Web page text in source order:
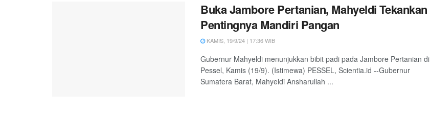
Buka Jambore Pertanian, Mahyeldi Tekankan
Pentingnya Mandiri Pangan
KAMIS, 19/9/24 | 17:36 WIB
Gubernur Mahyeldi menunjukkan bibit padi pada Jambore Pertanian di
Pessel, Kamis (19/9). (Istimewa) PESSEL, Scientia.id --Gubernur
Sumatera Barat, Mahyeldi Ansharullah ...